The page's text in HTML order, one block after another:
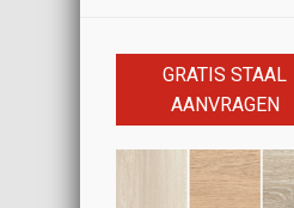
GRATIS STAAL
AANVRAGEN